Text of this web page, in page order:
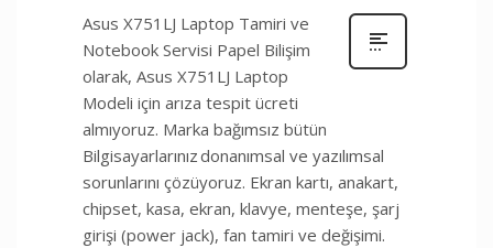
Asus X751LJ Laptop Tamiri ve
Notebook Servisi Papel Bilişim
olarak, Asus X751LJ Laptop
Modeli için arıza tespit ücreti
almıyoruz. Marka bağımsız bütün
Bilgisayarlarınız donanımsal ve yazılımsal
sorunlarını çözüyoruz. Ekran kartı, anakart,
chipset, kasa, ekran, klavye, menteşe, şarj
girişi (power jack), fan tamiri ve değişimi.